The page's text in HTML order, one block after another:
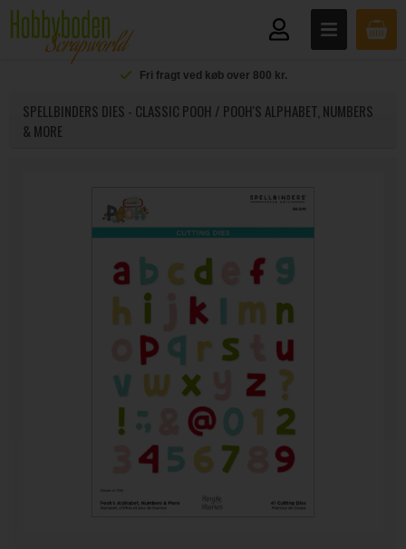
Fri fragt ved køb over 800 kr.
SPELLBINDERS DIES - CLASSIC POOH / POOH'S ALPHABET, NUMBERS
& MORE